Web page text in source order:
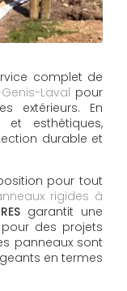
complet de
Laval pour
extérieurs. En
et esthétiques,
durable et
pour tout
rigides à
garantit une
des projets
panneaux sont
en termes